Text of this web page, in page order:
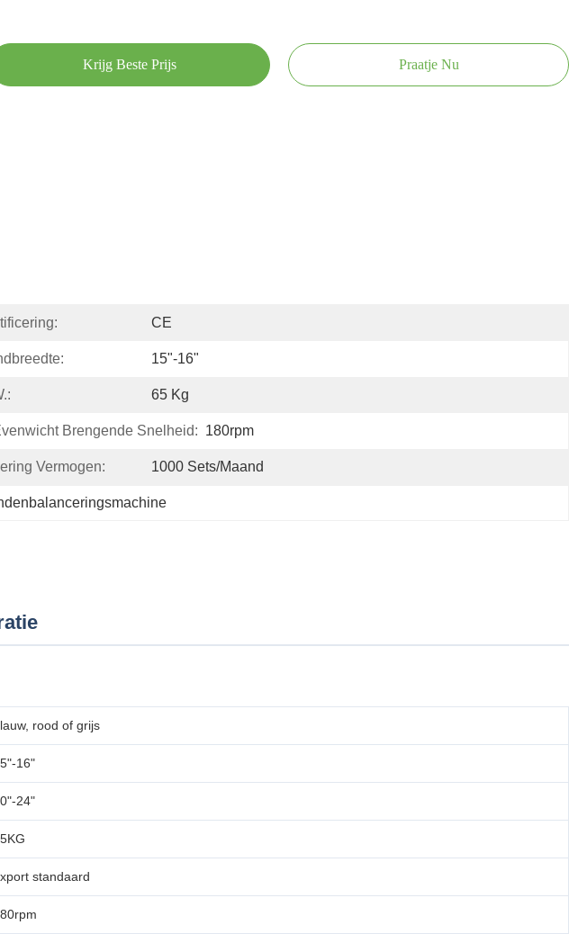
Krijg Beste Prijs Praatje Nu
CE
15"-16"
65 Kg
Brengende Snelheid: 180rpm
Vermogen: 1000 Sets/maand
rood of grijs
16"
24"
standaard